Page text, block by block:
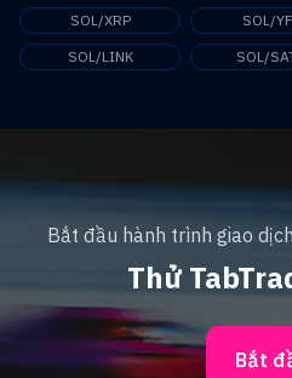
SOL/XRP
SOL/
SOL/LINK
SOL/
Bắt đầu hành trình giao
Thử
Bắt